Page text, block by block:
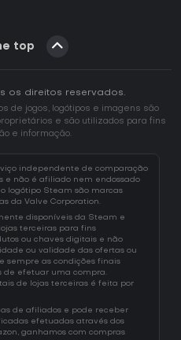
top
os direitos reservados.
de jogos, logótipos e imagens são
e são utilizados para fins
e informação.
independente de comparação
e não é afiliado nem endossado
logótipo Steam são marcas
da Valve Corporation.
disponíveis da Steam e
terceiras para fins
ou chaves digitais e não
ou validade das ofertas ou
sempre as condições finais
de efetuar uma compra.
de lojas terceiras é feita por
de afiliados e pode receber
efetuadas através dos
ganhamos com compras